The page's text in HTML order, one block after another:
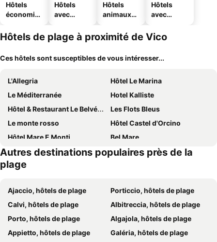
Hôtels
économiq
Hôtels
avec
Hôtels
animaux
Hôtels
avec
Hôtels de plage à proximité de Vico
Ces hôtels sont susceptibles de vous intéresser...
L'Allegria
Hôtel Le Marina
Le Méditerranée
Hotel Kalliste
Hôtel & Restaurant Le Belvédère
Les Flots Bleus
Le monte rosso
Hôtel Castel d'Orcino
Hôtel Mare E Monti
Bel Mare
Hôtel Les Lentisques
Hotel Thalassa
Autres destinations populaires près de la
plage
Ajaccio, hôtels de plage
Porticcio, hôtels de plage
Calvi, hôtels de plage
Albitreccia, hôtels de plage
Porto, hôtels de plage
Algajola, hôtels de plage
Appietto, hôtels de plage
Galéria, hôtels de plage